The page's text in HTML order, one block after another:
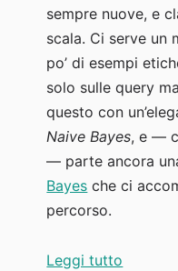
sempre nuove, e
scala. Ci serve un
po’ di esempi
solo sulle query
questo con
Naive Bayes, e —
— parte ancora
Bayes che ci
percorso.
Leggi tutto